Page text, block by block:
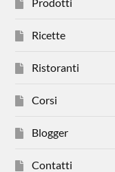
Ricette
Ristoranti
Corsi
Blogger
Contatti